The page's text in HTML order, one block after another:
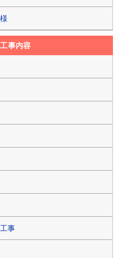
工事内容
事